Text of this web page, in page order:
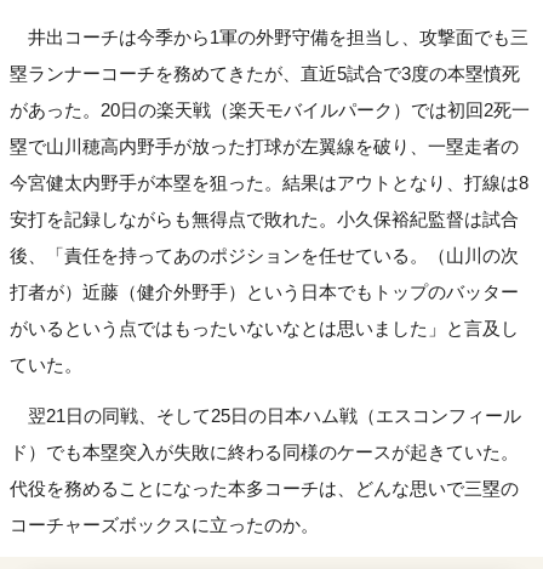
井出コーチは今季から1軍の外野守備を担当し、攻撃面でも三
塁ランナーコーチを務めてきたが、直近5試合で3度の本塁憤死
があった。20日の楽天戦（楽天モバイルパーク）では初回2死一
塁で山川穂高内野手が放った打球が左翼線を破り、一塁走者の
今宮健太内野手が本塁を狙った。結果はアウトとなり、打線は8
安打を記録しながらも無得点で敗れた。小久保裕紀監督は試合
後、「責任を持ってあのポジションを任せている。（山川の次
打者が）近藤（健介外野手）という日本でもトップのバッター
がいるという点ではもったいないなとは思いました」と言及し
ていた。
翌21日の同戦、そして25日の日本ハム戦（エスコンフィール
ド）でも本塁突入が失敗に終わる同様のケースが起きていた。
代役を務めることになった本多コーチは、どんな思いで三塁の
コーチャーズボックスに立ったのか。